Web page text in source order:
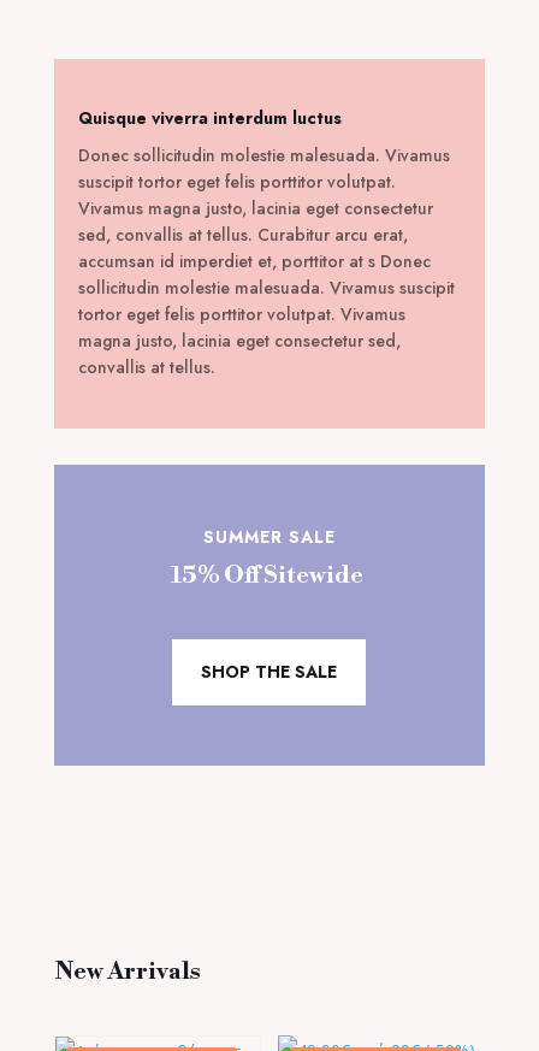
Quisque viverra interdum luctus
Donec sollicitudin molestie malesuada. Vivamus
suscipit tortor eget felis porttitor volutpat.
Vivamus magna justo, lacinia eget consectetur
sed, convallis at tellus. Curabitur arcu erat,
accumsan id imperdiet et, porttitor at s Donec
sollicitudin molestie malesuada. Vivamus suscipit
tortor eget felis porttitor volutpat. Vivamus
magna justo, lacinia eget consectetur sed,
convallis at tellus.
SUMMER SALE
15% Off Sitewide
SHOP THE SALE
New Arrivals